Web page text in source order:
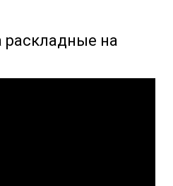
раскладные на